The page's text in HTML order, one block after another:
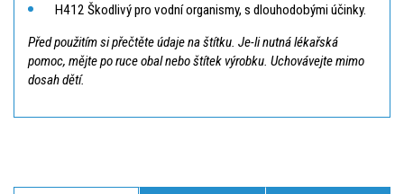
H412 Škodlivý pro vodní organismy, s dlouhodobými účinky.
Před použitím si přečtěte údaje na štítku. Je-li nutná lékařská
pomoc, mějte po ruce obal nebo štítek výrobku. Uchovávejte mimo
dosah dětí.